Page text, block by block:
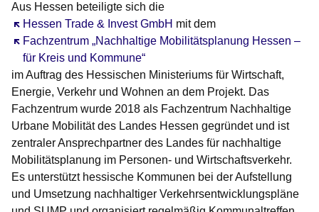
Aus Hessen beteiligte sich die
Hessen Trade & Invest GmbH
Öffnet sich in einem neuen Fenstermit dem
Fachzentrum „Nachhaltige Mobilitätsplanung Hessen –
für Kreis und Kommune“
Öffnet sich in einem neuen Fenster
im Auftrag des Hessischen Ministeriums für Wirtschaft,
Energie, Verkehr und Wohnen an dem Projekt. Das
Fachzentrum wurde 2018 als Fachzentrum Nachhaltige
Urbane Mobilität des Landes Hessen gegründet und ist
zentraler Ansprechpartner des Landes für nachhaltige
Mobilitätsplanung im Personen- und Wirtschaftsverkehr.
Es unterstützt hessische Kommunen bei der Aufstellung
und Umsetzung nachhaltiger Verkehrsentwicklungspläne